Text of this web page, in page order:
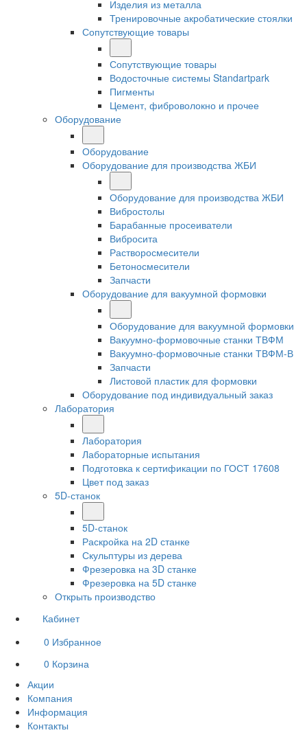
Изделия из металла
Тренировочные акробатические стоялки
Сопутствующие товары
Сопутствующие товары
Водосточные системы Standartpark
Пигменты
Цемент, фиброволокно и прочее
Оборудование
Оборудование
Оборудование для производства ЖБИ
Оборудование для производства ЖБИ
Вибростолы
Барабанные просеиватели
Вибросита
Растворосмесители
Бетоносмесители
Запчасти
Оборудование для вакуумной формовки
Оборудование для вакуумной формовки
Вакуумно-формовочные станки ТВФМ
Вакуумно-формовочные станки ТВФМ-В
Запчасти
Листовой пластик для формовки
Оборудование под индивидуальный заказ
Лаборатория
Лаборатория
Лабораторные испытания
Подготовка к сертификации по ГОСТ 17608
Цвет под заказ
5D-станок
5D-станок
Раскройка на 2D станке
Скульптуры из дерева
Фрезеровка на 3D станке
Фрезеровка на 5D станке
Открыть производство
Кабинет
0 Избранное
0 Корзина
Акции
Компания
Информация
Контакты